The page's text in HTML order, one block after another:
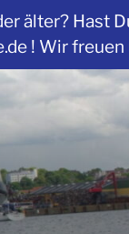
älter? Hast
! Wir freuen